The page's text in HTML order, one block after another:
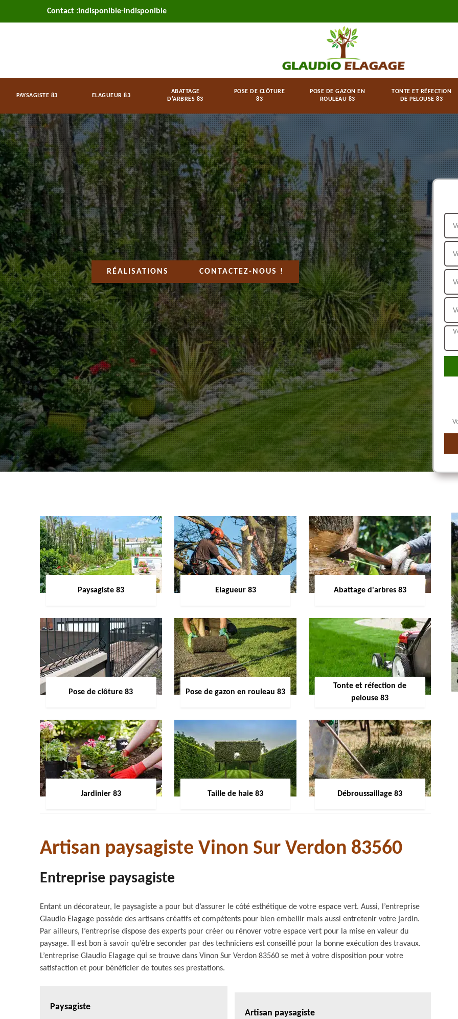
Contact :indisponible-indisponible
PAYSAGISTE 83 ELAGUEUR 83
ABATTAGE
D'ARBRES 83
POSE DE CLÔTURE
83
POSE DE GAZON EN
ROULEAU 83
TONTE ET RÉFECTION
DE PELOUSE 83
RÉALISATIONS CONTACTEZ-NOUS !
Paysagiste 83 Elagueur 83 Abattage d'arbres 83
Pose de clôture 83 Pose de gazon en rouleau 83
Tonte et réfection de
pelouse 83
Jardinier 83 Taille de haie 83 Débroussaillage 83
Artisan paysagiste Vinon Sur Verdon 83560
Entreprise paysagiste
Entant un décorateur, le paysagiste a pour but d’assurer le côté esthétique de votre espace vert. Aussi, l’entreprise
Glaudio Elagage possède des artisans créatifs et compétents pour bien embellir mais aussi entretenir votre jardin.
Par ailleurs, l’entreprise dispose des experts pour créer ou rénover votre espace vert pour la mise en valeur du
paysage. Il est bon à savoir qu’être seconder par des techniciens est conseillé pour la bonne exécution des travaux.
L’entreprise Glaudio Elagage qui se trouve dans Vinon Sur Verdon 83560 se met à votre disposition pour votre
satisfaction et pour bénéficier de toutes ses prestations.
Paysagiste
Artisan paysagiste